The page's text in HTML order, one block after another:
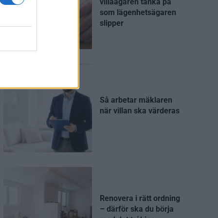
som lägenhetsägaren
slipper
Så arbetar mäklaren
när villan ska värderas
Renovera i rätt ordning
– därför ska du börja